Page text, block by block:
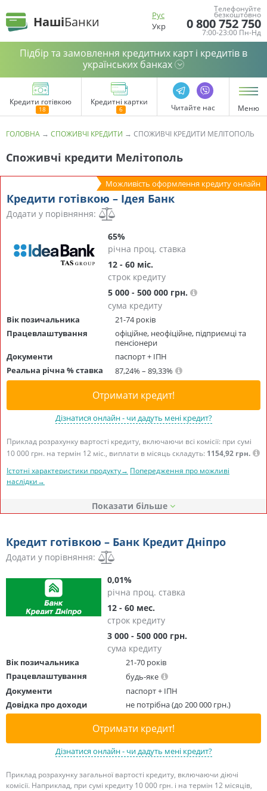
НашіБанки
Рус
Укр
Телефонуйте
безкоштовно
0 800 752 750
7:00-23:00 Пн-Нд
Підбір та замовлення кредитних карт і кредитів в
українських банках
Кредити готівкою Кредитні картки
Читайте нас Меню
ГОЛОВНА → СПОЖИВЧІ КРЕДИТИ → СПОЖИВЧІ КРЕДИТИ МЕЛІТОПОЛЬ
Споживчі кредити Мелітополь
Можливість оформлення кредиту онлайн
Кредити готівкою – Ідея Банк
Додати у порівняння:
65%
річна проц. ставка
12 - 60 міс.
строк кредиту
5 000 - 500 000 грн.
сума кредиту
Вік позичальника
21-74 років
Працевлаштування
офіційне, неофіційне, підприємці та
пенсіонери
Документи
паспорт + ІПН
Реальна річна % ставка
87,24% – 89,33%
Отримати кредит!
Дізнатися онлайн - чи дадуть мені кредит?
Приклад розрахунку вартості кредиту, включаючи всі комісії: при сумі
10 000 грн. на термін 12 міс., виплати в місяць складуть: 1154,92 грн.
Істотні характеристики продукту→ Попередження про можливі
наслідки→
Показати
Кредит готівкою – Банк Кредит Дніпро
Додати у порівняння:
0,01%
річна проц. ставка
12 - 60 мес.
строк кредиту
3 000 - 500 000 грн.
сума кредиту
Вік позичальника
21-70 років
Працевлаштування
будь-яке
Документи
паспорт + ІПН
Довідка про доходи
не потрібна (до 200 000 грн.)
Отримати кредит!
Дізнатися онлайн - чи дадуть мені кредит?
Приклад розрахунку загальної вартості кредиту, включаючи діючі
комісії. Наприклад, при сумі кредиту 10 000 грн. і на термін 12 місяців,